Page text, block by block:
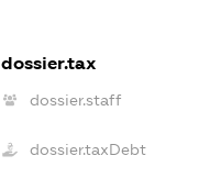
dossier.tax
dossier.staff
dossier.taxDebt